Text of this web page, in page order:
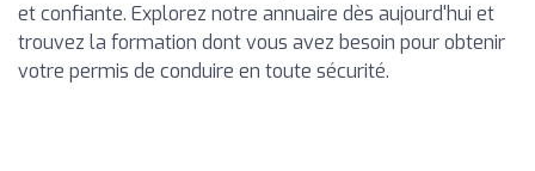
et confiante. Explorez notre annuaire dès aujourd'hui et
trouvez la formation dont vous avez besoin pour obtenir
votre permis de conduire en toute sécurité.